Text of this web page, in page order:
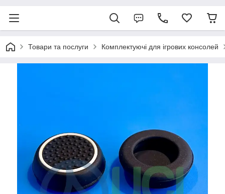
Товари та послуги Комплектуючі для ігрових консолей